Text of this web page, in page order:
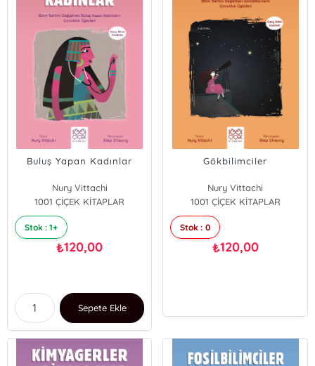
Buluş Yapan Kadınlar
Nury Vittachi
1001 ÇİÇEK KİTAPLAR
Stok : 1+
₺120,00
Sepete Ekle
Gökbilimciler
Nury Vittachi
1001 ÇİÇEK KİTAPLAR
Stok : 0
₺120,00